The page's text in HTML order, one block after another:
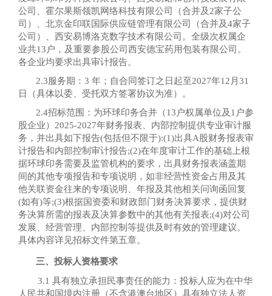
公司、霍尔果斯领凯网络科技有限公司（合并及2家子公
司）、北京金印联国际供应链管理有限公司（合并及4家子
公司）、西安易博洛克数字技术有限公司。全级次权属企
业共13户，及重要参股公司西安德宝药用包装有限公司。
各企业均要求出具审计报告。
2.3服务期：3 年；自合同签订之日起至2027年12月31
日（具体以委、受托双方签署协议为准）。
2.4招标范围：为环球印务合并（13户权属单位及1户参
股企业）2025-2027年财务报表、内部控制提供专业审计服
务，并出具如下报告(包括但不限于):(1)出具A股财务报表审
计报告和内部控制审计报告;(2)在年度审计工作的基础上根
据环球印务需要及监管机构的要求，出具财务报表涵盖期
间的其他专项报告和专项说明，如非经营性资金占用及其
他关联资金往来的专项说明、年报及其他相关问询函回复
(如有)等;(3)根据国资委和财政部门财务决算要求，提供财
务决算所需的报表及决算参数中的其他有关报表;(4)对公司
发展、经营管理、内部控制等提供及时有效的管理建议。
具体内容详见招标文件第五章。
三、投标人资格要求
3.1 具有独立承担民事责任的能力：投标人应为在中华
人民共和国境内注册（不含港澳台地区）具有独立法人资